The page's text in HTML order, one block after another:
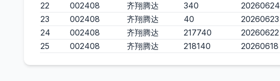
22
002408 齐翔腾达 340
20260624
23
002408 齐翔腾达 40
20260623
24
002408 齐翔腾达 217740
20260622
25
002408 齐翔腾达 218140 20260618